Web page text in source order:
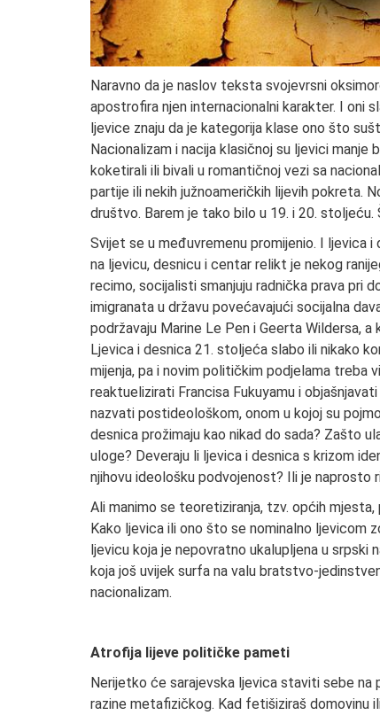
Naravno da je naslov teksta svojevrsni
apostrofira njen internacionalni karakter. I oni
ljevice znaju da je kategorija klase ono što
Nacionalizam i nacija klasičnoj su ljevici
koketirali ili bivali u romantičnoj vezi sa
partije ili nekih južnoameričkih lijevih pokreta.
društvo. Barem je tako bilo u 19. i 20.
Svijet se u međuvremenu promijenio. I ljevica
na ljevicu, desnicu i centar relikt je nekog
recimo, socijalisti smanjuju radnička prava pri
imigranata u državu povećavajući socijalna
podržavaju Marine Le Pen i Geerta Wildersa,
Ljevica i desnica 21. stoljeća slabo ili nikako
mijenja, pa i novim političkim podjelama treba
reaktuelizirati Francisa Fukuyamu i objašnjavati
nazvati postideološkom, onom u kojoj su
desnica prožimaju kao nikad do sada? Zašto
uloge? Deveraju li ljevica i desnica s krizom
njihovu ideološku podvojenost? Ili je
Ali manimo se teoretiziranja, tzv. općih
Kako ljevica ili ono što se nominalno ljevicom
ljevicu koja je nepovratno ukalupljena u srpski
koja još uvijek surfa na valu bratstvo-
nacionalizam.
Atrofija lijeve političke pameti
Nerijetko će sarajevska ljevica staviti sebe
razine metafizičkog. Kad fetišiziraš domovinu